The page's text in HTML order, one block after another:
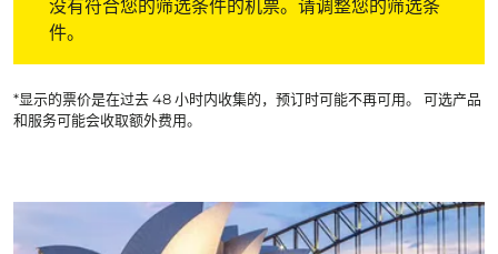
没有符合您的筛选条件的机票。请调整您的筛选条
件。
*显示的票价是在过去 48 小时内收集的，预订时可能不再可用。 可选产品
和服务可能会收取额外费用。